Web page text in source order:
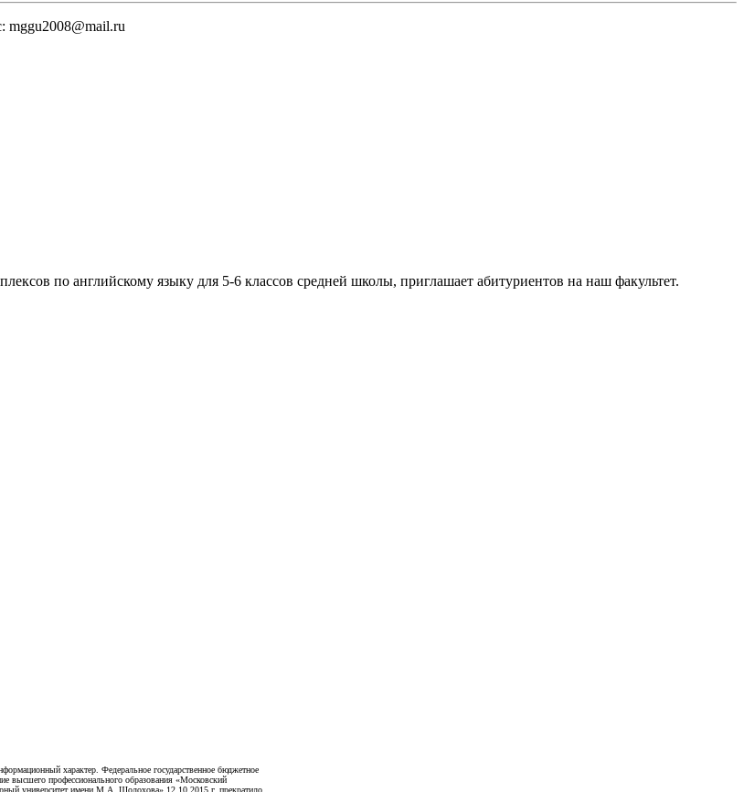
mggu2008@mail.ru
по английскому языку для 5-6 классов средней школы, приглашает абитуриентов на наш факультет.
характер. Федеральное государственное бюджетное
высшего профессионального образования «Московский
университет имени М.А. Шолохова» 12.10.2015 г. прекратило